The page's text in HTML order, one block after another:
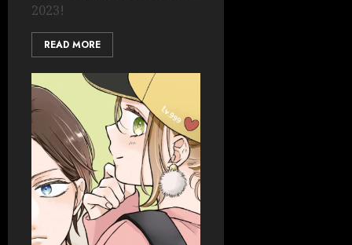
2023!
READ MORE